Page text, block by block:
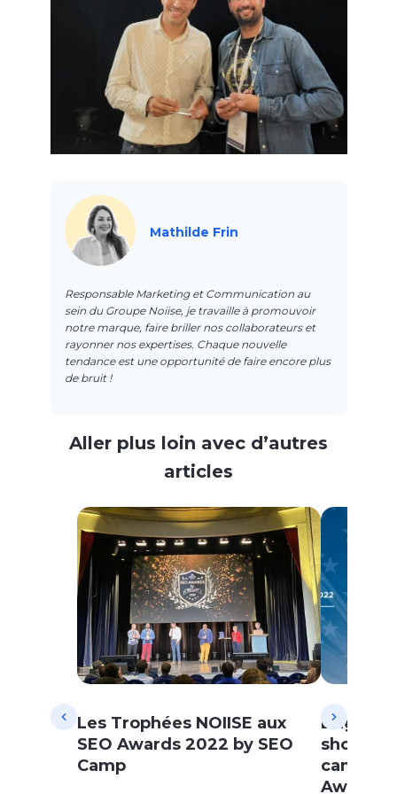
Mathilde Frin
Responsable Marketing et Communication au
sein du Groupe Noiise, je travaille à promouvoir
notre marque, faire briller nos collaborateurs et
rayonner nos expertises. Chaque nouvelle
tendance est une opportunité de faire encore plus
de bruit !
Aller plus loin avec d’autres
articles
Les Trophées NOIISE aux
SEO Awards 2022 by SEO
Camp
shortlist
Awards